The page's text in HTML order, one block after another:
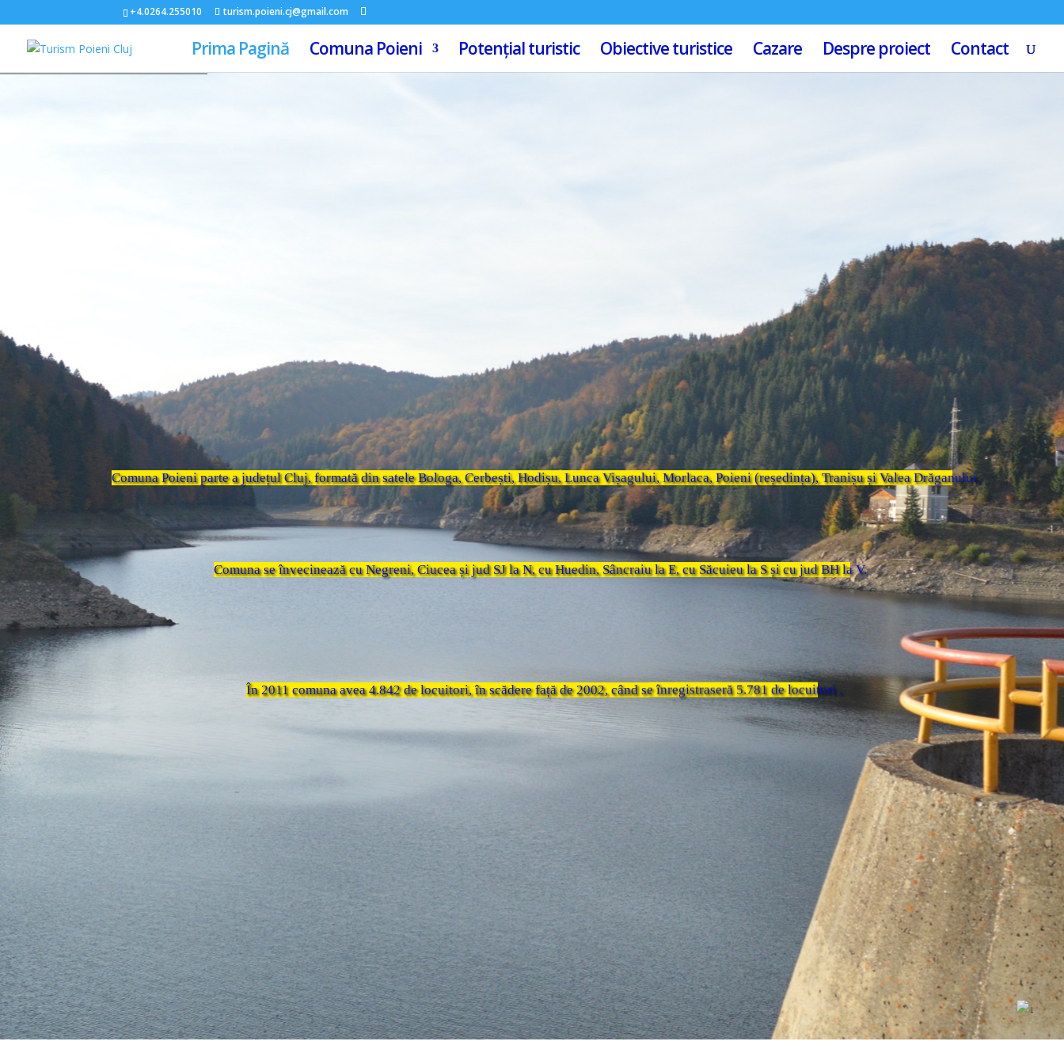
+4.0264.255010 turism.poieni.cj@gmail.com
Prima Pagină Comuna Poieni Potențial turistic Obiective turistice Cazare Despre proiect Contact
Comuna Poieni parte a județul Cluj, formată din satele Bologa, Cerbești, Hodișu, Lunca Vișagului, Morlaca, Poieni (reședința), Tranișu și Valea Drăganului.
Comuna se învecinează cu Negreni, Ciucea și jud SJ la N, cu Huedin, Sâncraiu la E, cu Săcuieu la S și cu jud BH la V.
În 2011 comuna avea 4.842 de locuitori, în scădere față de 2002, când se înregistraseră 5.781 de locuitori .